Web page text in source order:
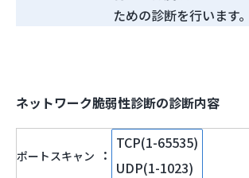
ための診断を行います。
ネットワーク脆弱性診断の診断内容
ポートスキャン
TCP(1-65535)
UDP(1-1023)